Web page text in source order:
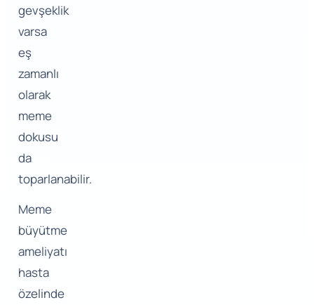
gevşeklik
varsa
eş
zamanlı
olarak
meme
dokusu
da
toparlanabilir.
Meme
büyütme
ameliyatı
hasta
özelinde